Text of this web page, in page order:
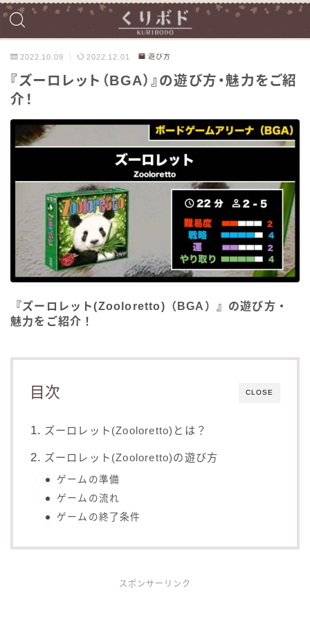
2022.10.09 2022.12.01 遊び方
『ズーロレット（BGA）』の遊び方・魅力をご紹
介！
『ズーロレット(Zooloretto)（BGA）』の遊び方・
魅力をご紹介！
CLOSE
目次
ズーロレット(Zooloretto)とは？
ズーロレット(Zooloretto)の遊び方
ゲームの準備
ゲームの流れ
ゲームの終了条件
スポンサーリンク